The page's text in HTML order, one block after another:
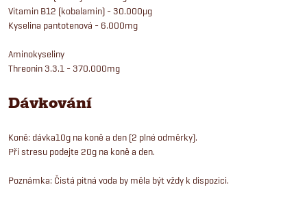
Vitamin B12 (kobalamin) - 30.000μg
Kyselina pantotenová - 6.000mg
Aminokyseliny
Threonin 3.3.1 - 370.000mg
Dávkování
Koně: dávka10g na koně a den (2 plné odměrky).
Při stresu podejte 20g na koně a den.
Poznámka: Čistá pitná voda by měla být vždy k dispozici.